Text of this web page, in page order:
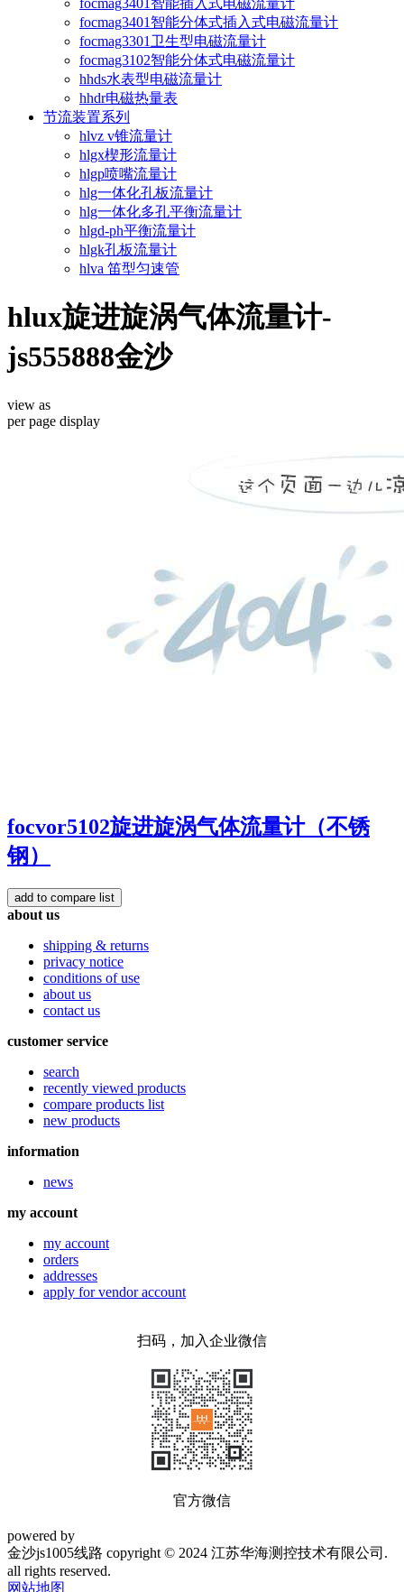
focmag3401智能插入式电磁流量计
focmag3401智能分体式插入式电磁流量计
focmag3301卫生型电磁流量计
focmag3102智能分体式电磁流量计
hhds水表型电磁流量计
hhdr电磁热量表
节流装置系列
hlvz v锥流量计
hlgx楔形流量计
hlgp喷嘴流量计
hlg一体化孔板流量计
hlg一体化多孔平衡流量计
hlgd-ph平衡流量计
hlgk孔板流量计
hlva 笛型匀速管
hlux旋进旋涡气体流量计-
js555888金沙
view as
per page display
focvor5102旋进旋涡气体流量计（不锈
钢）
about us
shipping & returns
privacy notice
conditions of use
about us
contact us
customer service
search
recently viewed products
compare products list
new products
information
news
my account
my account
orders
addresses
apply for vendor account
扫码，加入企业微信
官方微信
powered by
金沙js1005线路 copyright © 2024 江苏华海测控技术有限公司.
all rights reserved.
网站地图